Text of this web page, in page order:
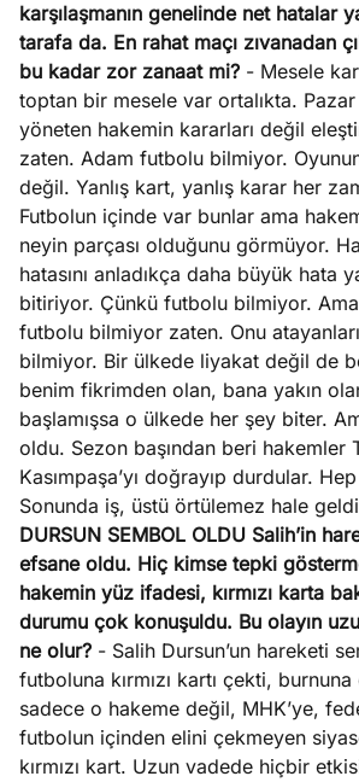
karşılaşmanın genelinde net hatalar
tarafa da. En rahat maçı zıvanadan
bu kadar zor zanaat mi? - Mesele
toptan bir mesele var ortalıkta. Pazar
yöneten hakemin kararları değil
zaten. Adam futbolu bilmiyor.
değil. Yanlış kart, yanlış karar her
Futbolun içinde var bunlar ama
neyin parçası olduğunu görmüyor.
hatasını anladıkça daha büyük hata
bitiriyor. Çünkü futbolu bilmiyor.
futbolu bilmiyor zaten. Onu
bilmiyor. Bir ülkede liyakat değil de
benim fikrimden olan, bana yakın
başlamışsa o ülkede her şey biter.
oldu. Sezon başından beri hakemler
Kasımpaşa’yı doğrayıp durdular.
Sonunda iş, üstü örtülemez hale
DURSUN SEMBOL OLDU Salih’in
efsane oldu. Hiç kimse tepki
hakemin yüz ifadesi, kırmızı karta
durumu çok konuşuldu. Bu olayın
ne olur? - Salih Dursun’un hareketi
futboluna kırmızı kartı çekti,
sadece o hakeme değil, MHK’ye,
futbolun içinden elini çekmeyen
kırmızı kart. Uzun vadede hiçbir